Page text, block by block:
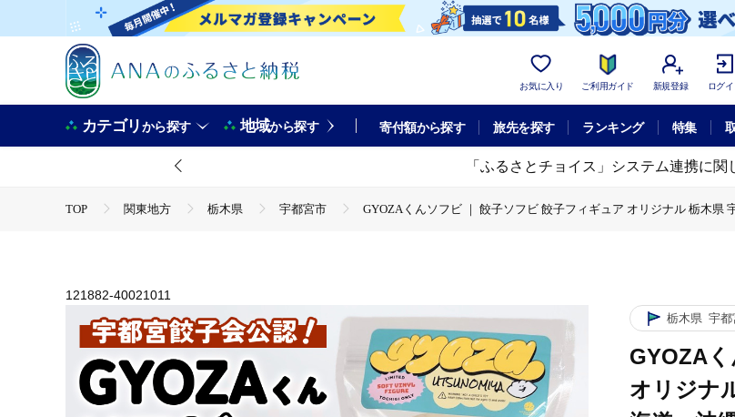
お気に入り ご利用ガイド 新規登録 ログ
カテゴリから探す 地域から探す 寄付額から探す 旅先を探す ランキング 特集
「ふるさとチョイス」システム連携に関
TOP 関東地方 栃木県 宇都宮市 GYOZAくんソフビ ｜ 餃子ソフビ 餃子フィギュア オリジナル 栃木
121882-40021011
栃木県 宇都
GYOZA
オリジナ